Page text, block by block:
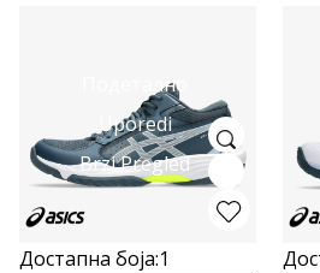
Подетално
Uporedi
Brzi Pregled
Достапна боја:1